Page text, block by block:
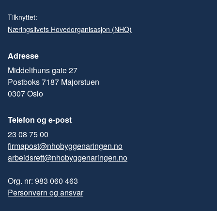
Tilknyttet:
Næringslivets Hovedorganisasjon (NHO)
Adresse
Middelthuns gate 27
Postboks 7187 Majorstuen
0307 Oslo
Telefon og e-post
23 08 75 00
firmapost@nhobyggenaringen.no
arbeidsrett@nhobyggenaringen.no
Org. nr: 983 060 463
Personvern og ansvar